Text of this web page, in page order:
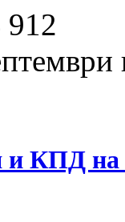
КПД на